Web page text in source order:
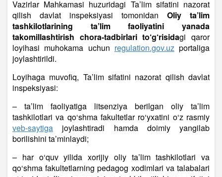
Vazirlar Mahkamasi huzuridagi Ta’lim sifatini nazorat
qilish davlat inspeksiyasi tomonidan Oliy ta’lim
tashkilotlarining ta’lim faoliyatini yanada
takomillashtirish chora-tadbirlari to‘g‘risidagi qaror
loyihasi muhokama uchun regulation.gov.uzportaliga
joylashtirildi.
Loyihaga muvofiq, Ta’lim sifatini nazorat qilish davlat
inspeksiyasi:
– ta’lim faoliyatiga litsenziya berilgan oliy ta’lim
tashkilotlari va qo‘shma fakultetlar ro‘yxatini o‘z rasmiy
veb-saytiga joylashtiradi hamda doimiy yangilab
borilishini ta’minlaydi;
– har o‘quv yilida xorijiy oliy ta’lim tashkilotlari va
qo‘shma fakultetlarning pedagog xodimlari va talabalari